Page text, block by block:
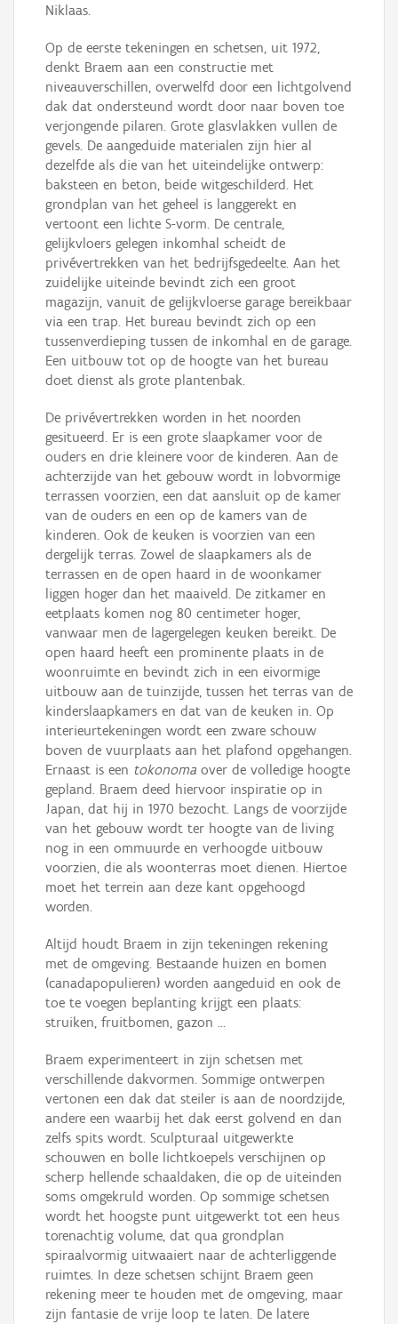
Niklaas.
Op de eerste tekeningen en schetsen, uit 1972,
denkt Braem aan een constructie met
niveauverschillen, overwelfd door een lichtgolvend
dak dat ondersteund wordt door naar boven toe
verjongende pilaren. Grote glasvlakken vullen de
gevels. De aangeduide materialen zijn hier al
dezelfde als die van het uiteindelijke ontwerp:
baksteen en beton, beide witgeschilderd. Het
grondplan van het geheel is langgerekt en
vertoont een lichte S-vorm. De centrale,
gelijkvloers gelegen inkomhal scheidt de
privévertrekken van het bedrijfsgedeelte. Aan het
zuidelijke uiteinde bevindt zich een groot
magazijn, vanuit de gelijkvloerse garage bereikbaar
via een trap. Het bureau bevindt zich op een
tussenverdieping tussen de inkomhal en de garage.
Een uitbouw tot op de hoogte van het bureau
doet dienst als grote plantenbak.
De privévertrekken worden in het noorden
gesitueerd. Er is een grote slaapkamer voor de
ouders en drie kleinere voor de kinderen. Aan de
achterzijde van het gebouw wordt in lobvormige
terrassen voorzien, een dat aansluit op de kamer
van de ouders en een op de kamers van de
kinderen. Ook de keuken is voorzien van een
dergelijk terras. Zowel de slaapkamers als de
terrassen en de open haard in de woonkamer
liggen hoger dan het maaiveld. De zitkamer en
eetplaats komen nog 80 centimeter hoger,
vanwaar men de lagergelegen keuken bereikt. De
open haard heeft een prominente plaats in de
woonruimte en bevindt zich in een eivormige
uitbouw aan de tuinzijde, tussen het terras van de
kinderslaapkamers en dat van de keuken in. Op
interieurtekeningen wordt een zware schouw
boven de vuurplaats aan het plafond opgehangen.
Ernaast is een tokonoma over de volledige hoogte
gepland. Braem deed hiervoor inspiratie op in
Japan, dat hij in 1970 bezocht. Langs de voorzijde
van het gebouw wordt ter hoogte van de living
nog in een ommuurde en verhoogde uitbouw
voorzien, die als woonterras moet dienen. Hiertoe
moet het terrein aan deze kant opgehoogd
worden.
Altijd houdt Braem in zijn tekeningen rekening
met de omgeving. Bestaande huizen en bomen
(canadapopulieren) worden aangeduid en ook de
toe te voegen beplanting krijgt een plaats:
struiken, fruitbomen, gazon …
Braem experimenteert in zijn schetsen met
verschillende dakvormen. Sommige ontwerpen
vertonen een dak dat steiler is aan de noordzijde,
andere een waarbij het dak eerst golvend en dan
zelfs spits wordt. Sculpturaal uitgewerkte
schouwen en bolle lichtkoepels verschijnen op
scherp hellende schaaldaken, die op de uiteinden
soms omgekruld worden. Op sommige schetsen
wordt het hoogste punt uitgewerkt tot een heus
torenachtig volume, dat qua grondplan
spiraalvormig uitwaaiert naar de achterliggende
ruimtes. In deze schetsen schijnt Braem geen
rekening meer te houden met de omgeving, maar
zijn fantasie de vrije loop te laten. De latere